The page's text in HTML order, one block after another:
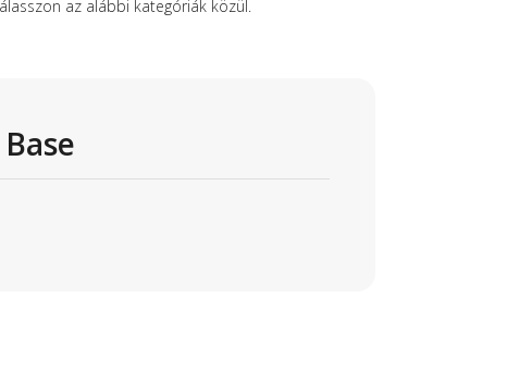
az alábbi kategóriák közül.